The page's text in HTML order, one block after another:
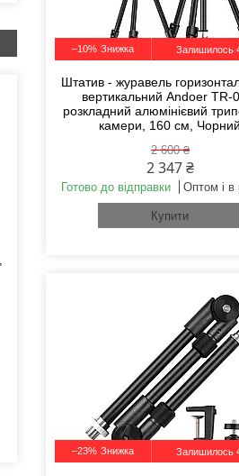
–10% Залишилось
Штатив - журавель
вертикальний Andoer TR-
розкладний алюмінієвий
камери, 160 см, Чорний
2 600 ₴
2 347 ₴
Готово до відправки Оптом і в
Купити
–23% Залишилось